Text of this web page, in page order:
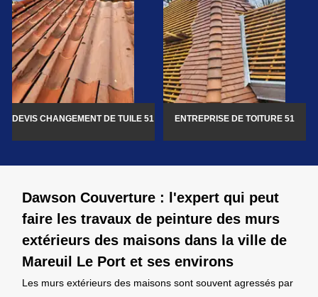
DEVIS CHANGEMENT DE TUILE 51 ENTREPRISE DE TOITURE 51
Dawson Couverture : l'expert qui peut
faire les travaux de peinture des murs
extérieurs des maisons dans la ville de
Mareuil Le Port et ses environs
Les murs extérieurs des maisons sont souvent agressés par